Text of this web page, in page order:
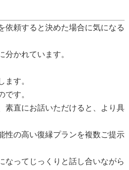
依頼すると決めた場合に気になる
かれています。
す。
す。
素直にお話いただけると、より具
性の高い復縁プランを複数ご提示
なってじっくりと話し合いながら